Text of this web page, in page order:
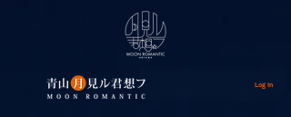
Log In